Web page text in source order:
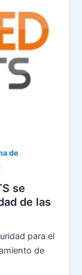
de
se
de las
para el
de